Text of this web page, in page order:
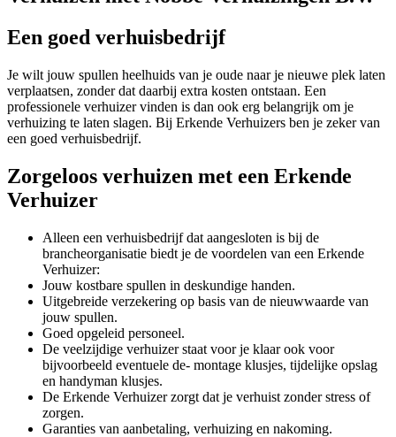
Een goed verhuisbedrijf
Je wilt jouw spullen heelhuids van je oude naar je nieuwe plek laten
verplaatsen, zonder dat daarbij extra kosten ontstaan. Een
professionele verhuizer vinden is dan ook erg belangrijk om je
verhuizing te laten slagen. Bij Erkende Verhuizers ben je zeker van
een goed verhuisbedrijf.
Zorgeloos verhuizen met een Erkende
Verhuizer
Alleen een verhuisbedrijf dat aangesloten is bij de
brancheorganisatie biedt je de voordelen van een Erkende
Verhuizer:
Jouw kostbare spullen in deskundige handen.
Uitgebreide verzekering op basis van de nieuwwaarde van
jouw spullen.
Goed opgeleid personeel.
De veelzijdige verhuizer staat voor je klaar ook voor
bijvoorbeeld eventuele de- montage klusjes, tijdelijke opslag
en handyman klusjes.
De Erkende Verhuizer zorgt dat je verhuist zonder stress of
zorgen.
Garanties van aanbetaling, verhuizing en nakoming.